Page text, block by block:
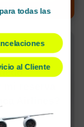
mi reserva
Airlines?
todas las
al Cliente